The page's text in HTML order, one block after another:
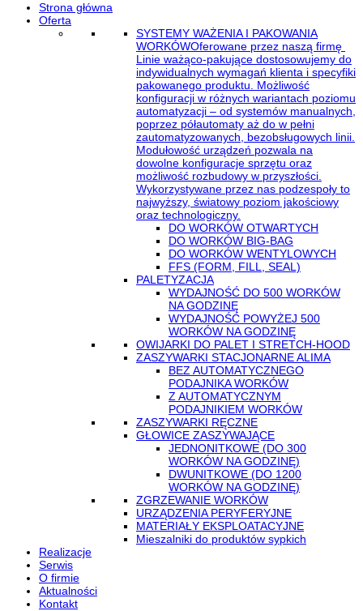
Strona główna
Oferta
SYSTEMY WAŻENIA I PAKOWANIA
WORKÓWOferowane przez naszą firmę
Linie ważąco-pakujące dostosowujemy do
indywidualnych wymagań klienta i specyfiki
pakowanego produktu. Możliwość
konfiguracji w różnych wariantach poziomu
automatyzacji – od systemów manualnych,
poprzez półautomaty aż do w pełni
zautomatyzowanych, bezobsługowych linii.
Modułowość urządzeń pozwala na
dowolne konfiguracje sprzętu oraz
możliwość rozbudowy w przyszłości.
Wykorzystywane przez nas podzespoły to
najwyższy, światowy poziom jakościowy
oraz technologiczny.
DO WORKÓW OTWARTYCH
DO WORKÓW BIG-BAG
DO WORKÓW WENTYLOWYCH
FFS (FORM, FILL, SEAL)
PALETYZACJA
WYDAJNOŚĆ DO 500 WORKÓW
NA GODZINĘ
WYDAJNOŚĆ POWYŻEJ 500
WORKÓW NA GODZINĘ
OWIJARKI DO PALET I STRETCH-HOOD
ZASZYWARKI STACJONARNE ALIMA
BEZ AUTOMATYCZNEGO
PODAJNIKA WORKÓW
Z AUTOMATYCZNYM
PODAJNIKIEM WORKÓW
ZASZYWARKI RĘCZNE
GŁOWICE ZASZYWAJĄCE
JEDNONITKOWE (DO 300
WORKÓW NA GODZINĘ)
DWUNITKOWE (DO 1200
WORKÓW NA GODZINĘ)
ZGRZEWANIE WORKÓW
URZĄDZENIA PERYFERYJNE
MATERIAŁY EKSPLOATACYJNE
Mieszalniki do produktów sypkich
Realizacje
Serwis
O firmie
Aktualności
Kontakt